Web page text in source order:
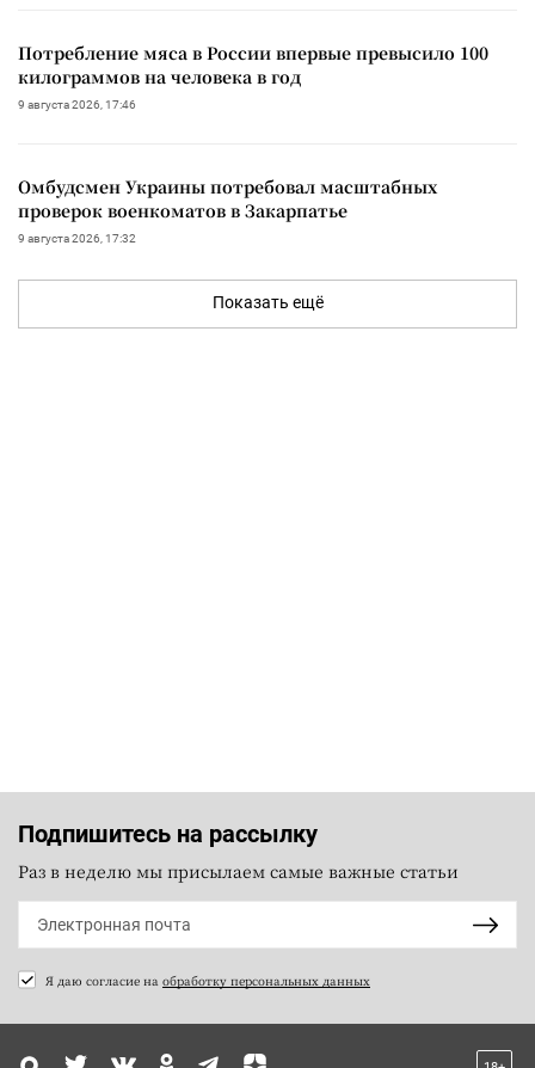
Потребление мяса в России впервые превысило 100
килограммов на человека в год
9 августа 2026, 17:46
Омбудсмен Украины потребовал масштабных
проверок военкоматов в Закарпатье
9 августа 2026, 17:32
Показать ещё
Подпишитесь на рассылку
Раз в неделю мы присылаем самые важные статьи
Я даю согласие на обработку персональных данных